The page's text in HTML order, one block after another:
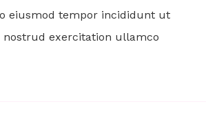
eiusmod tempor incididunt ut
exercitation ullamco